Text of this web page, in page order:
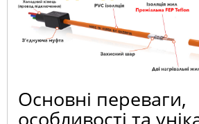
Основні переваги,